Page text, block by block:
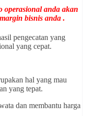
operasional anda akan
bisnis anda .
pengecatan yang
yang cepat.
hal yang mau
yang tepat.
dan membantu harga